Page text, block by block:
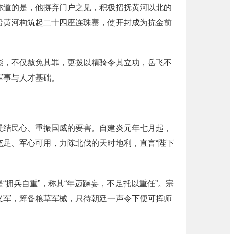
的是，他摒弃门户之见，积极招抚黄河以北的
河构筑起二十四座连珠寨，使开封成为抗金前
不仅赦免其罪，更拨以精骑令其立功，岳飞不
与人才基础。
民心、重振国威的要害。自建炎元年七月起，
、军心可用，力陈北伐的天时地利，直言“陛下
兵自重”，称其“年迈躁妄，不足托以重任”。宗
，筹备粮草军械，只待朝廷一声令下便可挥师